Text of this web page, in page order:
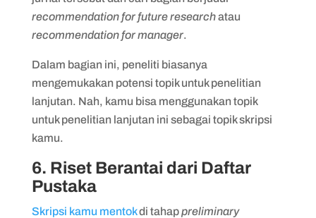
recommendation for future researchatau
recommendation for manager.
Dalam bagian ini, peneliti biasanya
mengemukakan potensi topik untuk penelitian
lanjutan. Nah, kamu bisa menggunakan topik
untuk penelitian lanjutan ini sebagai topik skripsi
kamu.
6. Riset Berantai dari Daftar
Pustaka
Skripsi kamu mentokdi tahappreliminary